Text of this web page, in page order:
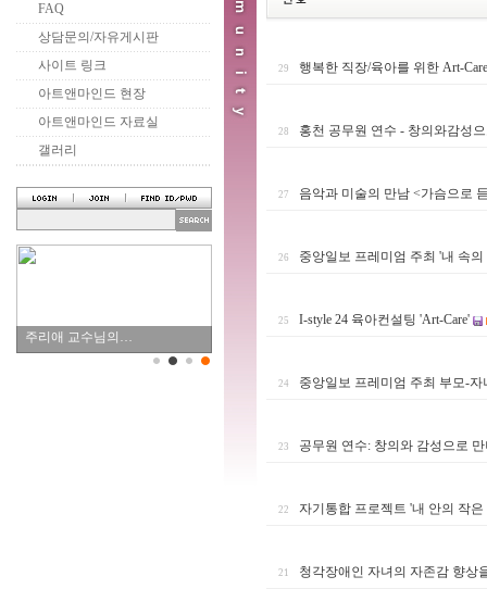
FAQ
상담문의/자유게시판
사이트 링크
아트앤마인드 현장
아트앤마인드 자료실
갤러리
주리애 교수님의…
29 행복한 직장/육아를 위한 Art-
28 홍천 공무원 연수 - 창의와감성
27 음악과 미술의 만남 <가슴으로
26 중앙일보 프레미엄 주최 '내 속
25 I-style 24 육아컨설팅 'Art-Care'
24 중앙일보 프레미엄 주최 부모-
23 공무원 연수: 창의와 감성으로
22 자기통합 프로젝트 '내 안의 작은
21 청각장애인 자녀의 자존감 향상